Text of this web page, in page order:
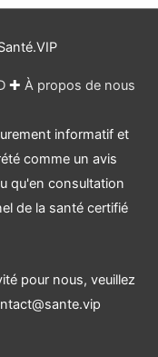
✚ À propos de nous
informatif et
comme un avis
qu'en consultation
de la santé certifié
pour nous, veuillez